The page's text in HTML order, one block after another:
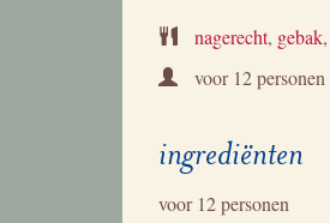
nagerecht, gebak,
voor 12 personen
ingrediënten
voor 12 personen